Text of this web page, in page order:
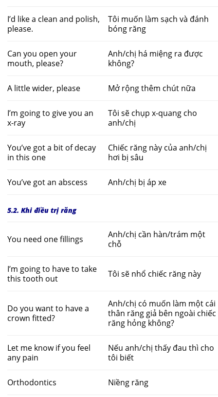
I’d like a clean and polish,
please.
Tôi muốn làm sạch và đánh
bóng răng
Can you open your
mouth, please?
Anh/chị há miệng ra được
không?
A little wider, please Mở rộng thêm chút nữa
I’m going to give you an
x-ray
Tôi sẽ chụp x-quang cho
anh/chị
You’ve got a bit of decay
in this one
Chiếc răng này của anh/chị
hơi bị sâu
You’ve got an abscess Anh/chị bị áp xe
5.2. Khi điều trị răng
You need one fillings
Anh/chị cần hàn/trám một
chỗ
I’m going to have to take
this tooth out
Tôi sẽ nhổ chiếc răng này
Do you want to have a
crown fitted?
Anh/chị có muốn làm một cái
thân răng giả bên ngoài chiếc
răng hỏng không?
Let me know if you feel
any pain
Nếu anh/chị thấy đau thì cho
tôi biết
Orthodontics Niềng răng